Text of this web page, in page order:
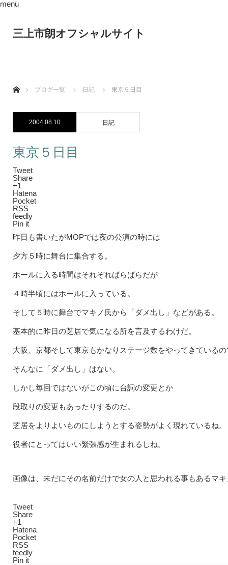
三上市朗オフシャルサイト
menu
ブログ一覧
日記 東京５日目
2004.08.10 日記
東京５日目
Tweet
Share
+1
Hatena
Pocket
RSS
feedly
Pin it
昨日も書いたがMOPでは夜の公演の時には
夕方５時に舞台に集合する。
ホールに入る時間はそれぞればらばらだが
４時半頃にはホールに入っている。
そして５時に舞台でマキノ氏から「ダメ出し」などがある。
基本的に昨日の芝居で気になる所を言及するわけだ。
大阪、京都そして東京もかなりステージ数をやってきているの
そんなに「ダメ出し」はない。
しかし毎回ではないがこの頃に台詞の変更とか
段取りの変更もあったりするのだ。
芝居をよりよいものにしようとする姿勢がよく現れているね。
役者にとってはいい緊張感が生まれるしね。
画像は、未だにその名前だけで女の人と思われる事もあるマ
Tweet
Share
+1
Hatena
Pocket
RSS
feedly
Pin it